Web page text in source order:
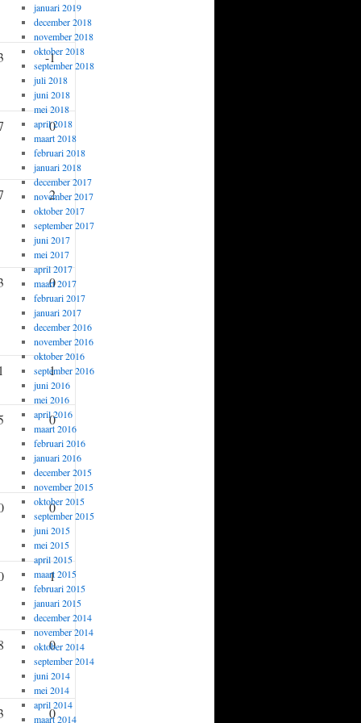
-1
0
2
0
1
0
0
1
0
0
januari 2019
december 2018
november 2018
oktober 2018
september 2018
juli 2018
juni 2018
mei 2018
april 2018
maart 2018
februari 2018
januari 2018
december 2017
november 2017
oktober 2017
september 2017
juni 2017
mei 2017
april 2017
maart 2017
februari 2017
januari 2017
december 2016
november 2016
oktober 2016
september 2016
juni 2016
mei 2016
april 2016
maart 2016
februari 2016
januari 2016
december 2015
november 2015
oktober 2015
september 2015
juni 2015
mei 2015
april 2015
maart 2015
februari 2015
januari 2015
december 2014
november 2014
oktober 2014
september 2014
juni 2014
mei 2014
april 2014
maart 2014